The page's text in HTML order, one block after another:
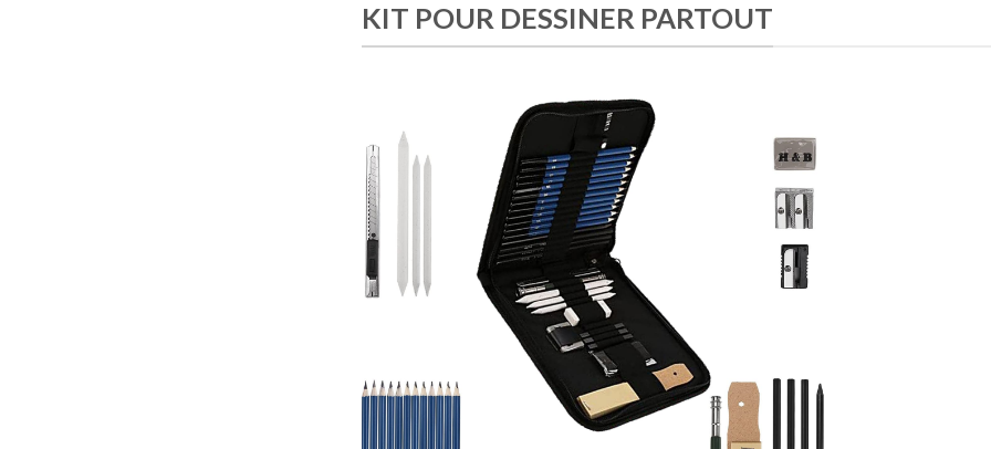
KIT POUR DESSINER PARTOUT